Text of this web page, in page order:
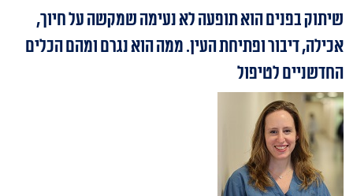
שיתוק בפנים הוא תופעה לא נעימה שמקשה על חיוך,
אכילה, דיבור ופתיחת העין. ממה הוא נגרם ומהם הכלים
החדשניים לטיפול